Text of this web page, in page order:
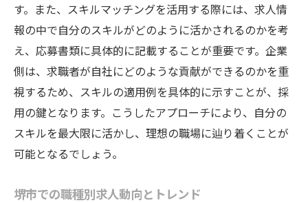
す。また、スキルマッチングを活用する際には、求人情
報の中で自分のスキルがどのように活かされるのかを考
え、応募書類に具体的に記載することが重要です。企業
側は、求職者が自社にどのような貢献ができるのかを重
視するため、スキルの適用例を具体的に示すことが、採
用の鍵となります。こうしたアプローチにより、自分の
スキルを最大限に活かし、理想の職場に辿り着くことが
可能となるでしょう。
堺市での職種別求人動向とトレンド